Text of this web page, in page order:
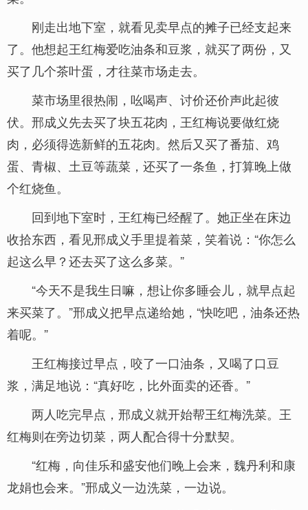
刚走出地下室，就看见卖早点的摊子已经支起来
了。他想起王红梅爱吃油条和豆浆，就买了两份，又
买了几个茶叶蛋，才往菜市场走去。
菜市场里很热闹，吆喝声、讨价还价声此起彼
伏。邢成义先去买了块五花肉，王红梅说要做红烧
肉，必须得选新鲜的五花肉。然后又买了番茄、鸡
蛋、青椒、土豆等蔬菜，还买了一条鱼，打算晚上做
个红烧鱼。
回到地下室时，王红梅已经醒了。她正坐在床边
收拾东西，看见邢成义手里提着菜，笑着说：“你怎么
起这么早？还去买了这么多菜。”
“今天不是我生日嘛，想让你多睡会儿，就早点起
来买菜了。”邢成义把早点递给她，“快吃吧，油条还热
着呢。”
王红梅接过早点，咬了一口油条，又喝了口豆
浆，满足地说：“真好吃，比外面卖的还香。”
两人吃完早点，邢成义就开始帮王红梅洗菜。王
红梅则在旁边切菜，两人配合得十分默契。
“红梅，向佳乐和盛安他们晚上会来，魏丹利和康
龙娟也会来。”邢成义一边洗菜，一边说。